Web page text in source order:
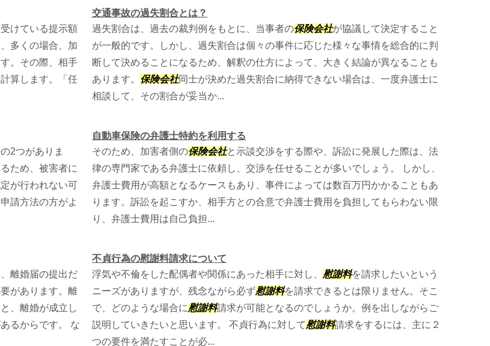
けている提示額
多くの場合、加
。その際、相手
算します。「任
交通事故の過失割合とは？
過失割合は、過去の裁判例をもとに、当事者の保険会社が協議して決定すること
が一般的です。しかし、過失割合は個々の事件に応じた様々な事情を総合的に判
断して決めることになるため、解釈の仕方によって、大きく結論が異なることも
あります。 保険会社同士が決めた過失割合に納得できない場合は、一度弁護士に
相談して、その割合が妥当か...
2つがありま
ため、被害者に
が行われない可
請方法の方がよ
自動車保険の弁護士特約を利用する
そのため、加害者側の保険会社と示談交渉をする際や、訴訟に発展した際は、法
律の専門家である弁護士に依頼し、交渉を任せることが多いでしょう。 しかし、
弁護士費用が高額となるケースもあり、事件によっては数百万円かかることもあ
ります。訴訟を起こすか、相手方との合意で弁護士費用を負担してもらわない限
り、弁護士費用は自己負担...
離婚届の提出だ
があります。離
、離婚が成立し
るからです。 な
不貞行為の慰謝料請求について
浮気や不倫をした配偶者や関係にあった相手に対し、 慰謝料を請求したいという
ニーズがありますが、残念ながら必ず慰謝料を請求できるとは限りません。そこ
で、どのような場合に慰謝料請求が可能となるのでしょうか。例を出しながらご
説明していきたいと思います。 不貞行為に対して慰謝料請求をするには、主に２
つの要件を満たすことが必...